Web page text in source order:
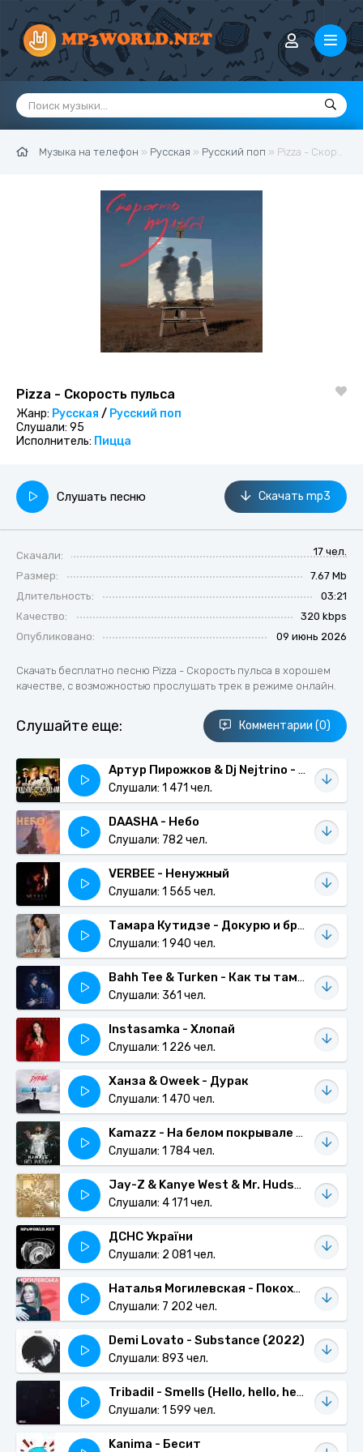
Музыка на телефон » Русская » Русский поп » Pizza - Скорость пульса
Pizza - Скорость пульса
Жанр: Русская / Русский поп
Слушали: 95
Исполнитель: Пицца
Слушать песню Скачать mp3
Скачали:
17 чел.
Размер:
7.67 Mb
Длительность:
03:21
Качество:
320 kbps
Опубликовано:
09 июнь 2026
Скачать бесплатно песню Pizza - Скорость пульса в хорошем
качестве, с возможностью прослушать трек в режиме онлайн.
Слушайте еще: Комментарии (0)
Артур Пирожков & Dj Nejtrino - туДЫМ cюДЫМ (Official Remix)
Слушали: 1 471 чел.
DAASHA - Небо
Слушали: 782 чел.
VERBEE - Ненужный
Слушали: 1 565 чел.
Тамара Кутидзе - Докурю и брошу
Слушали: 1 940 чел.
Bahh Tee & Turken - Как ты там (Remix) (ft. PHURS, M495)
Слушали: 361 чел.
Instasamka - Хлопай
Слушали: 1 226 чел.
Ханза & Oweek - Дурак
Слушали: 1 470 чел.
Kamazz - На белом покрывале января
Слушали: 1 784 чел.
Jay-Z & Kanye West & Mr. Hudson - Why I Love You
Слушали: 4 171 чел.
ДСНС України
Слушали: 2 081 чел.
Наталья Могилевская - Покохала
Слушали: 7 202 чел.
Demi Lovato - Substance (2022)
Слушали: 893 чел.
Tribadil - Smells (Hello, hello, hello!)
Слушали: 1 599 чел.
Kanima - Бесит